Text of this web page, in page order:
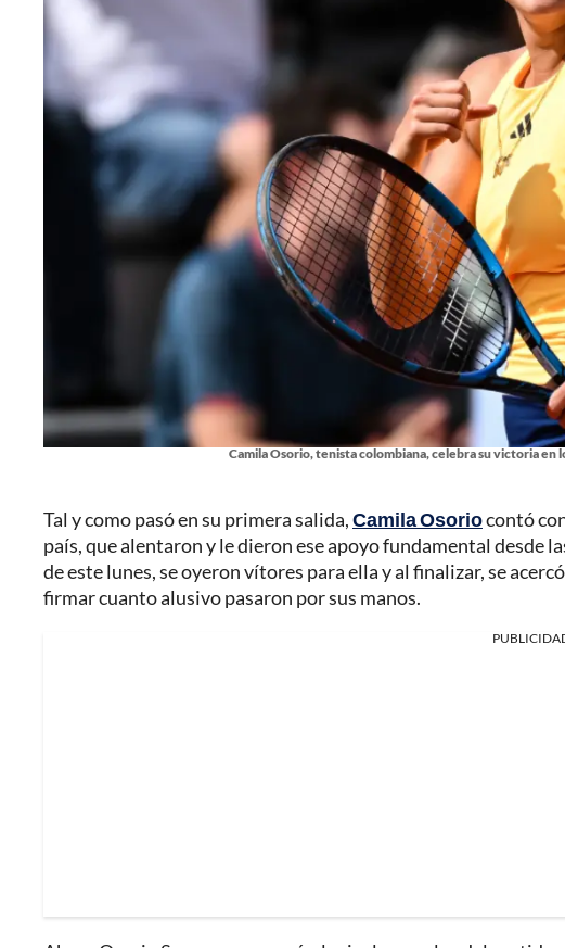
Camila Osorio, tenista colombiana, celebra su victoria en
Tal y como pasó en su primera salida,Camila Osoriocontó
país, que alentaron y le dieron ese apoyo fundamental desde
de este lunes, se oyeron vítores para ella y al finalizar, se
firmar cuanto alusivo pasaron por sus manos.